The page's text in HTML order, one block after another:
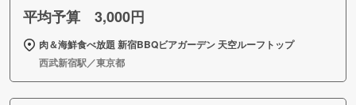
平均予算 3,000円
肉＆海鮮食べ放題 新宿BBQビアガーデン 天空ルーフトップ
西武新宿駅／東京都